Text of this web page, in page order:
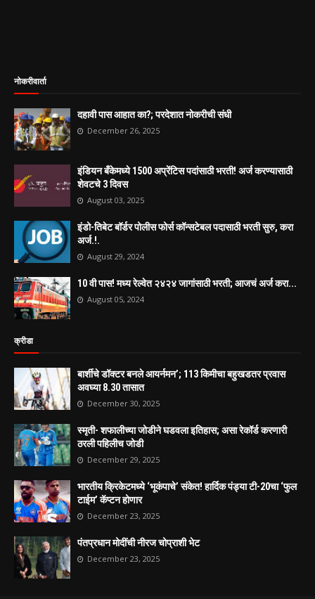
नोकरीवार्ता
दहावी पास आहात का?; परदेशात नोकरीची संधी
December 26, 2025
इंडियन बँकेमध्ये 1500 अप्रेंटिस पदांसाठी भरती! अर्ज करण्यासाठी
शेवटचे 3 दिवस
August 03, 2025
इंडो-तिबेट बॉर्डर पोलीस फोर्स कॉन्सटेबल पदासाठी भरती सुरु, करा
अर्ज.!.
August 29, 2024
10 वी पास! मध्य रेल्वेत २४२४ जागांसाठी भरती; आजचं अर्ज करा...
August 05, 2024
क्रीडा
बार्शीचे डॉक्टर बनले आयर्नमन’; 113 किमीचा बहुखडतर प्रवास
अवघ्या 8.30 तासात
December 30, 2025
स्मृती- शफालीच्या जोडीने घडवला इतिहास; असा रेकॉर्ड करणारी
ठरली पहिलीच जोडी
December 29, 2025
भारतीय क्रिकेटमध्ये ‘भूकंपाचे’ संकेत! हार्दिक पंड्या टी-20चा ‘फुल
टाईम’ कॅप्टन होणार
December 23, 2025
पंतप्रधान मोदींची नीरज चोप्राशी भेट
December 23, 2025